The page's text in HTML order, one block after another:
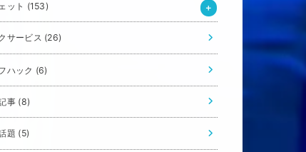
ット (153)
サービス (26)
ハック (6)
事 (8)
題 (5)